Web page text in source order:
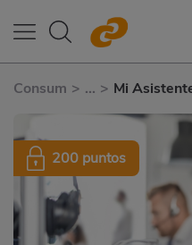
Consum > ... > Mi
200 puntos